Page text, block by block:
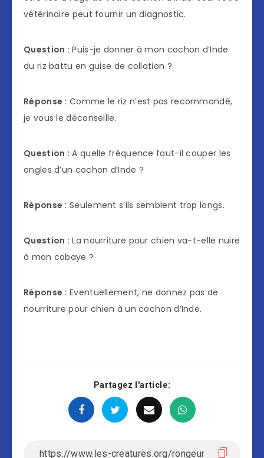
vétérinaire peut fournir un diagnostic.
Question : Puis-je donner à mon cochon d’Inde
du riz battu en guise de collation ?
Réponse : Comme le riz n’est pas recommandé,
je vous le déconseille.
Question : A quelle fréquence faut-il couper les
ongles d’un cochon d’Inde ?
Réponse : Seulement s’ils semblent trop longs.
Question : La nourriture pour chien va-t-elle nuire
à mon cobaye ?
Réponse : Eventuellement, ne donnez pas de
nourriture pour chien à un cochon d’Inde.
Partagez l'article: